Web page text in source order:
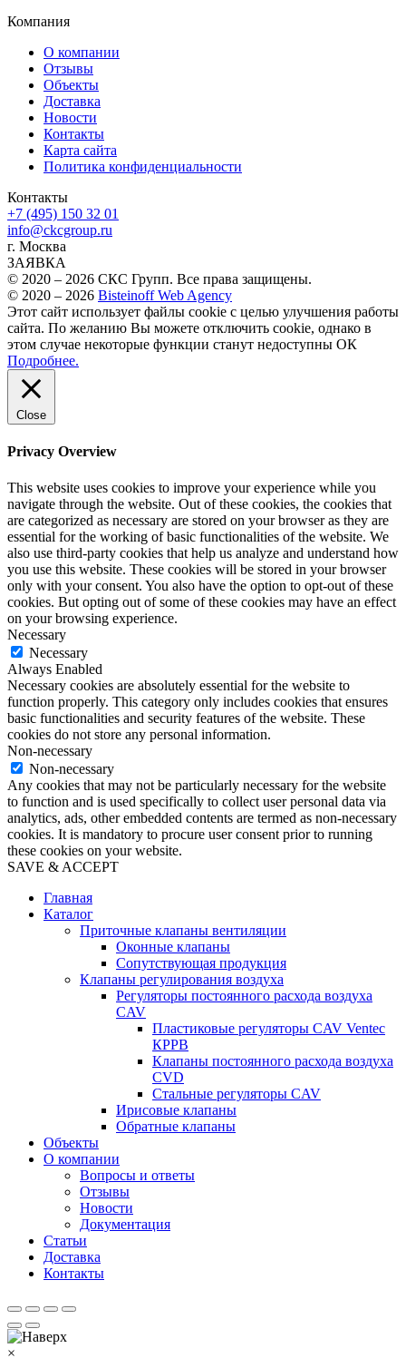
Компания
О компании
Отзывы
Объекты
Доставка
Новости
Контакты
Карта сайта
Политика конфиденциальности
Контакты
+7 (495) 150 32 01
info@ckcgroup.ru
г. Москва
ЗАЯВКА
© 2020 – 2026 СКС Групп. Все права защищены.
© 2020 – 2026 Bisteinoff Web Agency
Этот сайт использует файлы cookie с целью улучшения работы
сайта. По желанию Вы можете отключить cookie, однако в
этом случае некоторые функции станут недоступны ОК
Подробнее.
Close
Privacy Overview
This website uses cookies to improve your experience while you
navigate through the website. Out of these cookies, the cookies that
are categorized as necessary are stored on your browser as they are
essential for the working of basic functionalities of the website. We
also use third-party cookies that help us analyze and understand how
you use this website. These cookies will be stored in your browser
only with your consent. You also have the option to opt-out of these
cookies. But opting out of some of these cookies may have an effect
on your browsing experience.
Necessary
Necessary
Always Enabled
Necessary cookies are absolutely essential for the website to
function properly. This category only includes cookies that ensures
basic functionalities and security features of the website. These
cookies do not store any personal information.
Non-necessary
Non-necessary
Any cookies that may not be particularly necessary for the website
to function and is used specifically to collect user personal data via
analytics, ads, other embedded contents are termed as non-necessary
cookies. It is mandatory to procure user consent prior to running
these cookies on your website.
SAVE & ACCEPT
Главная
Каталог
Приточные клапаны вентиляции
Оконные клапаны
Сопутствующая продукция
Клапаны регулирования воздуха
Регуляторы постоянного расхода воздуха
CAV
Пластиковые регуляторы CAV Ventec
КРРВ
Клапаны постоянного расхода воздуха
CVD
Стальные регуляторы CAV
Ирисовые клапаны
Обратные клапаны
Объекты
О компании
Вопросы и ответы
Отзывы
Новости
Документация
Статьи
Доставка
Контакты
×